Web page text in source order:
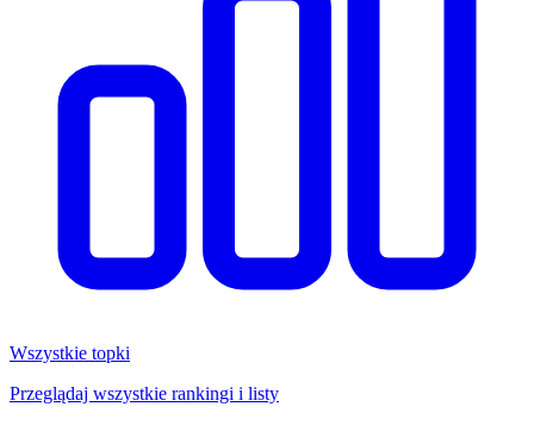
Wszystkie topki
Przeglądaj wszystkie rankingi i listy